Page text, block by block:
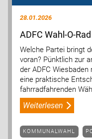
28.01.2026
ADFC Wahl-O-
Welche Partei bringt
voran? Pünktlich zur
der ADFC
eine praktische
fahrradfahrenden
Weiterlesen
KOMMUNALWAHL